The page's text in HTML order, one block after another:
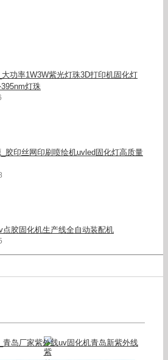
功率1W3W紫光灯珠3D打印机固化灯
灯珠
胶印丝网印刷喷绘机uvled固化灯高质量
点胶固化机生产线全自动装配机
青岛厂家紫外线uv固化机青岛新紫外线